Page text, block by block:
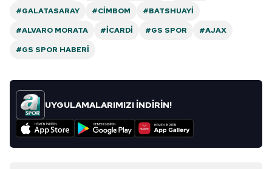
#GALATASARAY
#CIMBOM
#BATSHUAYI
#ALVARO MORATA
#İCARDI #GS SPOR
#AJAX
#GS SPOR HABERI
UYGULAMALARIMIZI İNDİRİN!